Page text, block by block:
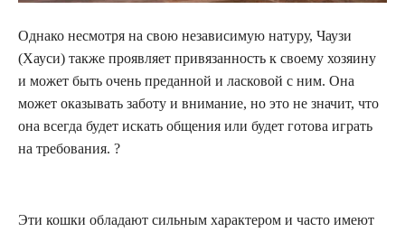
Однако несмотря на свою независимую натуру, Чаузи
(Хауси) также проявляет привязанность к своему хозяину
и может быть очень преданной и ласковой с ним. Она
может оказывать заботу и внимание, но это не значит, что
она всегда будет искать общения или будет готова играть
на требования. ?
Эти кошки обладают сильным характером и часто имеют